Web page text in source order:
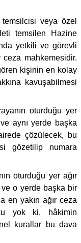
veya özel
temsilen Hazine
yetkili ve görevli
ceza mahkemesidir.
kişinin en kolay
kavuşabilmesi
oturduğu yer
aynı yerde başka
çözülecek, bu
gözetilip numara
oturduğu yer ağır
ve o yerde başka bir
en yakın ağır ceza
yok ki, hâkimin
kurallar bu dava